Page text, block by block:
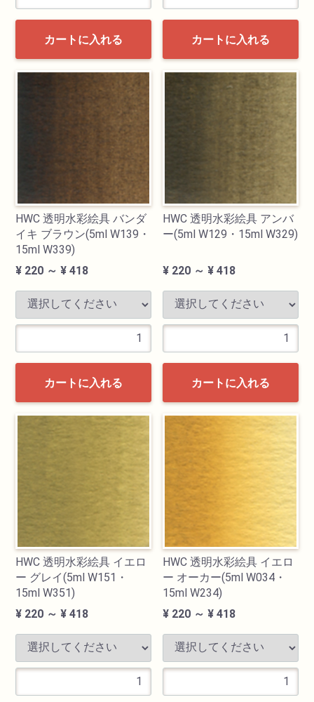
カートに入れる カートに入れる
HWC 透明水彩絵具 バンダ
イキ ブラウン(5ml W139・
15ml W339)
¥ 220 ～ ¥ 418
カートに入れる
HWC 透明水彩絵具 アンバ
ー(5ml W129・15ml W329)
¥ 220 ～ ¥ 418
カートに入れる
HWC 透明水彩絵具 イエロ
ー グレイ(5ml W151・
15ml W351)
¥ 220 ～ ¥ 418
HWC 透明水彩絵具 イエロ
ー オーカー(5ml W034・
15ml W234)
¥ 220 ～ ¥ 418